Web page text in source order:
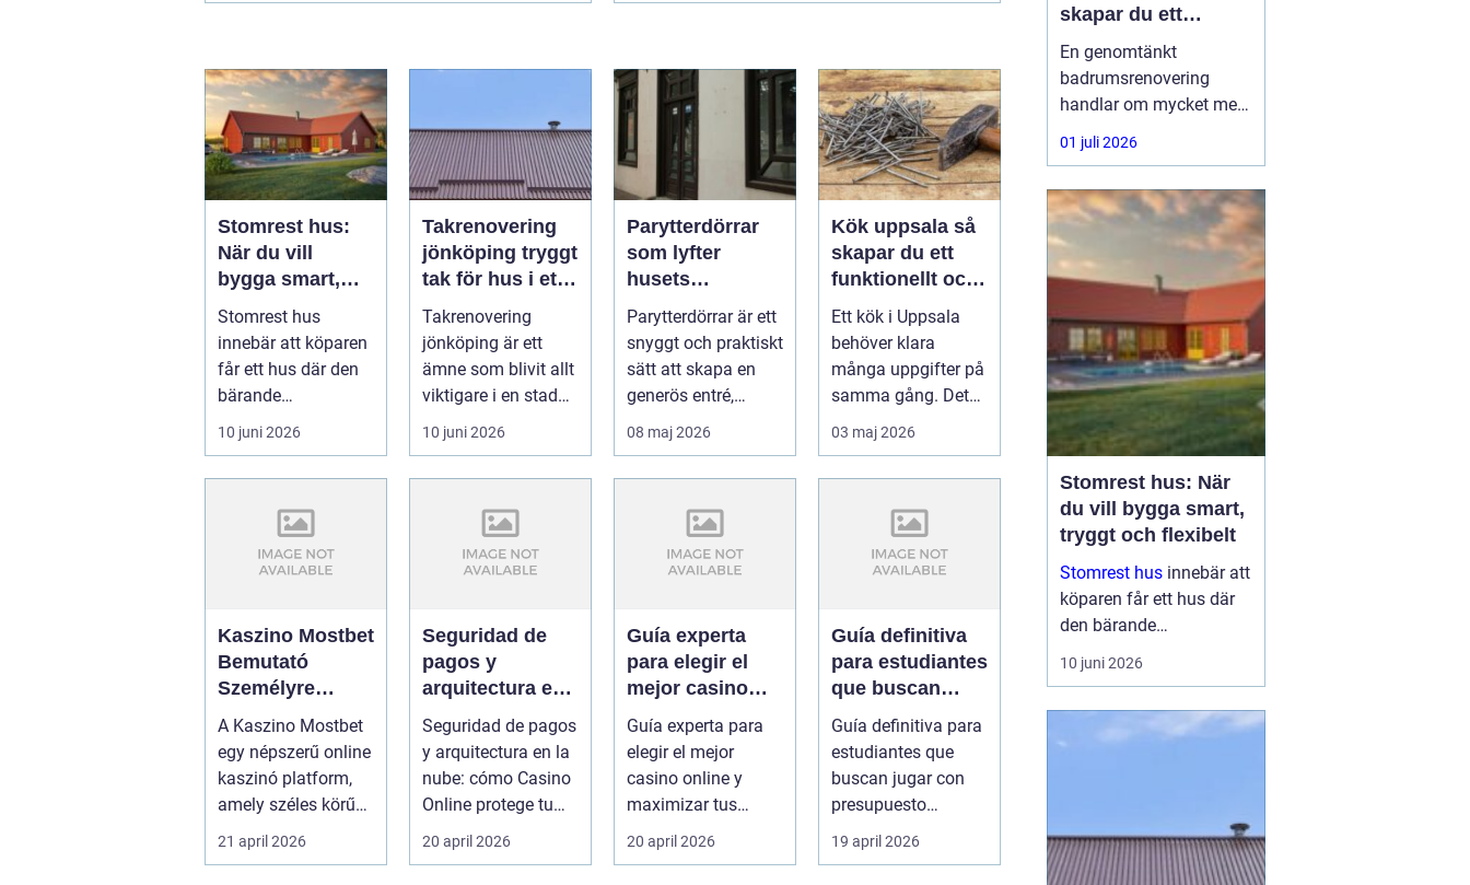
Stomrest hus:
När du vill
bygga smart,
tryggt och
flexibelt
Stomrest hus
innebär att köparen
får ett hus där den
bärande
konstruktione...
10 juni 2026
Takrenovering
jönköping tryggt
tak för hus i ett
utsatt klimat
Takrenovering
jönköping är ett
ämne som blivit allt
viktigare i en stad
där väderväxlingar,
kraftiga...
10 juni 2026
Parytterdörrar
som lyfter
husets
helhetsintryck
Parytterdörrar är ett
snyggt och praktiskt
sätt att skapa en
generös entré,
samtidigt som
huset får ...
08 maj 2026
Kök uppsala så
skapar du ett
funktionellt och
personligt kök
Ett kök i Uppsala
behöver klara
många uppgifter på
samma gång. Det
ska fungera i
vardagen, hålla för...
03 maj 2026
Kaszino Mostbet
Bemutató
Személyre
Szabott
Áttekintés
A Kaszino Mostbet
egy népszerű online
kaszinó platform,
amely széles körű
játékkínálatával és
felhas...
21 april 2026
Seguridad de
pagos y
arquitectura en
la nube: cómo
Casino Online
protege tu juego
Seguridad de pagos
y arquitectura en la
nube: cómo Casino
Online protege tu
juego Los jugadores
de ...
20 april 2026
Guía experta
para elegir el
mejor casino
online y
maximizar tus
ganancias
Guía experta para
elegir el mejor
casino online y
maximizar tus
ganancias Buscar
un sitio de jueg...
20 april 2026
Guía definitiva
para estudiantes
que buscan
jugar con
presupuesto
limitado en
Casino Online
Guía definitiva para
estudiantes que
buscan jugar con
presupuesto
limitado en Casino
19 april 2026
skapar du ett
hållbart och
funktionellt badrum
En genomtänkt
badrumsrenovering
handlar om mycket mer
än kakel och inredning.
Vattensäkra lösningar,
energieffektiv teknik och
bra materialval avgör
hur bra badrummet
fungerar i vardagen och
hur länge det håller. För
den som
01 juli 2026
Stomrest hus: När
du vill bygga smart,
tryggt och flexibelt
Stomrest hus innebär att
köparen får ett hus där
den bärande
konstruktionen redan är
uppförd, ofta inklusive
ibland fönster och
10 juni 2026